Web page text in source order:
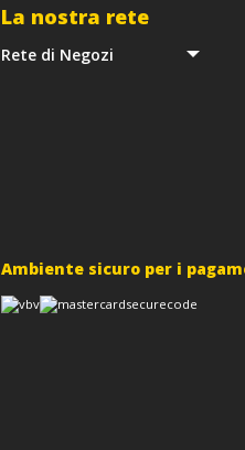
La nostra rete
Rete di Negozi
Ambiente sicuro per i